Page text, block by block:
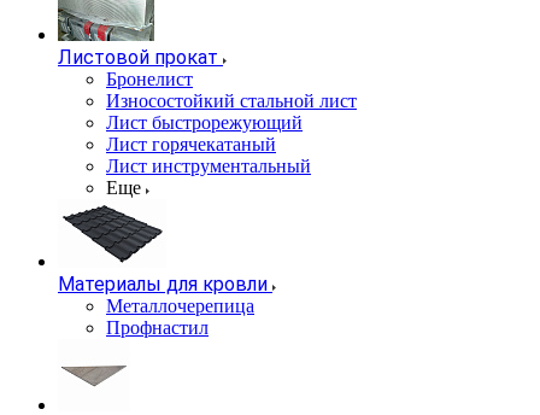
Листовой прокат
Бронелист
Износостойкий стальной лист
Лист быстрорежующий
Лист горячекатаный
Лист инструментальный
Еще
Материалы для кровли
Металлочерепица
Профнастил